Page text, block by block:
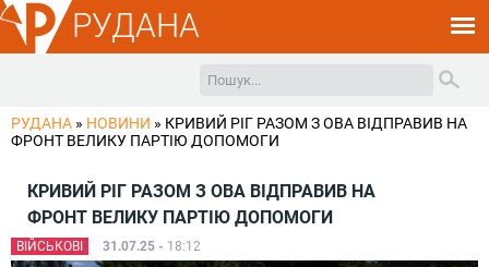
РУДАНА
РУДАНА » НОВИНИ » КРИВИЙ РІГ РАЗОМ З ОВА ВІДПРАВИВ НА
ФРОНТ ВЕЛИКУ ПАРТІЮ ДОПОМОГИ
КРИВИЙ РІГ РАЗОМ З ОВА ВІДПРАВИВ НА
ФРОНТ ВЕЛИКУ ПАРТІЮ ДОПОМОГИ
ВІЙСЬКОВІ 31.07.25 - 18:12